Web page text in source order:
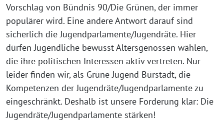
Vorschlag von Bündnis 90/Die Grünen, der immer
populärer wird. Eine andere Antwort darauf sind
sicherlich die Jugendparlamente/Jugendräte. Hier
dürfen Jugendliche bewusst Altersgenossen wählen,
die ihre politischen Interessen aktiv vertreten. Nur
leider finden wir, als Grüne Jugend Bürstadt, die
Kompetenzen der Jugendräte/Jugendparlamente zu
eingeschränkt. Deshalb ist unsere Forderung klar: Die
Jugendräte/Jugendparlamente stärken!